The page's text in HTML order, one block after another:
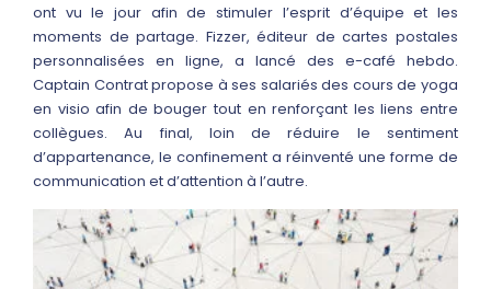
ont vu le jour afin de stimuler l’esprit d’équipe et les
moments de partage. Fizzer, éditeur de cartes postales
personnalisées en ligne, a lancé des e-café hebdo.
Captain Contrat propose à ses salariés des cours de yoga
en visio afin de bouger tout en renforçant les liens entre
collègues. Au final, loin de réduire le sentiment
d’appartenance, le confinement a réinventé une forme de
communication et d’attention à l’autre.